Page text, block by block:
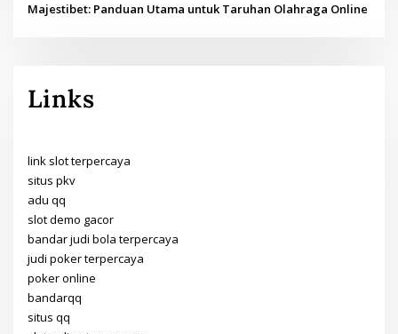
Majestibet: Panduan Utama untuk Taruhan Olahraga Online
Links
link slot terpercaya
situs pkv
adu qq
slot demo gacor
bandar judi bola terpercaya
judi poker terpercaya
poker online
bandarqq
situs qq